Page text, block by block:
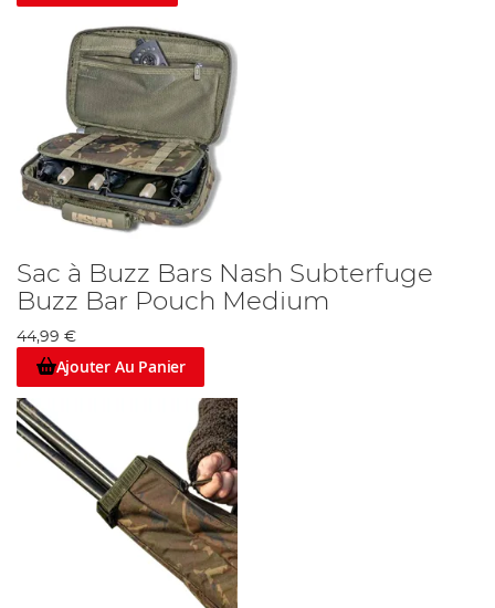
Sac à Buzz Bars Nash Subterfuge
Buzz Bar Pouch Medium
44,99 €
Ajouter Au Panier